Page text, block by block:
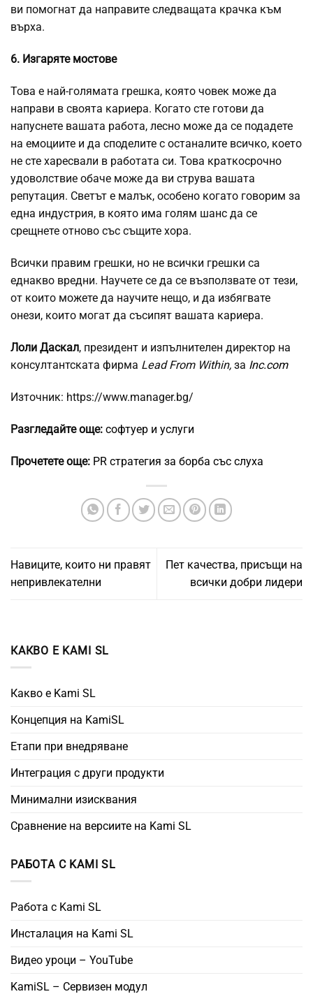
ви помогнат да направите следващата крачка към
върха.
6. Изгаряте мостове
Това е най-голямата грешка, която човек може да
направи в своята кариера. Когато сте готови да
напуснете вашата работа, лесно може да се подадете
на емоциите и да споделите с останалите всичко, което
не сте харесвали в работата си. Това краткосрочно
удоволствие обаче може да ви струва вашата
репутация. Светът е малък, особено когато говорим за
една индустрия, в която има голям шанс да се
срещнете отново със същите хора.
Всички правим грешки, но не всички грешки са
еднакво вредни. Научете се да се възползвате от тези,
от които можете да научите нещо, и да избягвате
онези, които могат да съсипят вашата кариера.
Лоли Даскал, президент и изпълнителен директор на
консултантската фирма Lead From Within, за Inc.com
Източник: https://www.manager.bg/
Разгледайте още: софтуер и услуги
Прочетете още: PR стратегия за борба със слуха
Навиците, които ни правят
непривлекателни
Пет качества, присъщи на
всички добри лидери
КАКВО Е KAMI SL
Какво е Kami SL
Концепция на KamiSL
Етапи при внедряване
Интеграция с други продукти
Минимални изисквания
Сравнение на версиите на Kami SL
РАБОТА С KAMI SL
Работа с Kami SL
Инсталация на Kami SL
Видео уроци – YouTube
KamiSL – Сервизен модул